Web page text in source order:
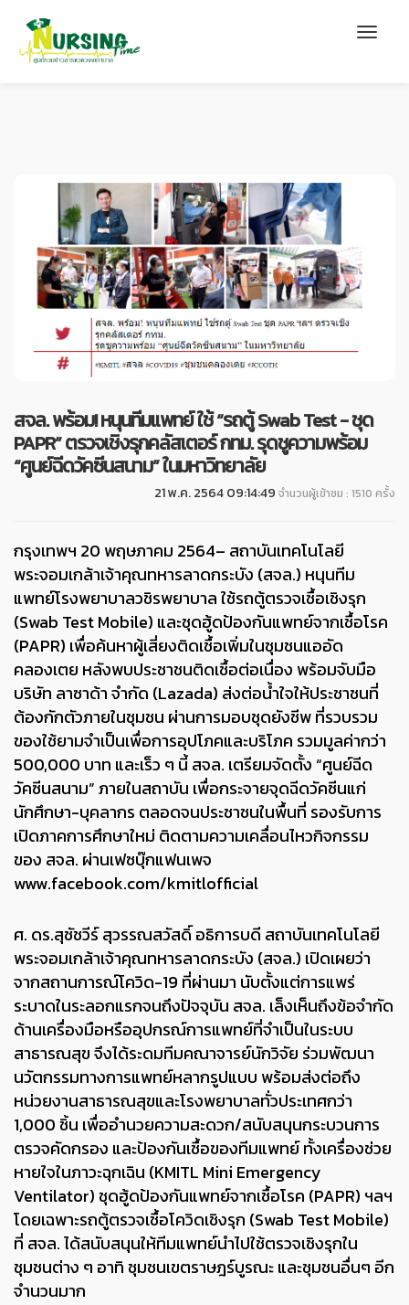
สจล. พร้อม! หนุนทีมแพทย์ ใช้ “รถตู้ Swab Test - ชุด
PAPR” ตรวจเชิงรุกคลัสเตอร์ กทม. รุดชูความพร้อม
“ศูนย์ฉีดวัคซีนสนาม” ในมหาวิทยาลัย
21 พ.ค. 2564 09:14:49 จำนวนผู้เข้าชม : 1510 ครั้ง
กรุงเทพฯ 20 พฤษภาคม 2564– สถาบันเทคโนโลยี
พระจอมเกล้าเจ้าคุณทหารลาดกระบัง (สจล.) หนุนทีม
แพทย์โรงพยาบาลวชิรพยาบาล ใช้รถตู้ตรวจเชื้อเชิงรุก
(Swab Test Mobile) และชุดฮู้ดป้องกันแพทย์จากเชื้อโรค
(PAPR) เพื่อค้นหาผู้เสี่ยงติดเชื้อเพิ่มในชุมชนแออัด
คลองเตย หลังพบประชาชนติดเชื้อต่อเนื่อง พร้อมจับมือ
บริษัท ลาซาด้า จำกัด (Lazada) ส่งต่อน้ำใจให้ประชาชนที่
ต้องกักตัวภายในชุมชน ผ่านการมอบชุดยังชีพ ที่รวบรวม
ของใช้ยามจำเป็นเพื่อการอุปโภคและบริโภค รวมมูลค่ากว่า
500,000 บาท และเร็ว ๆ นี้ สจล. เตรียมจัดตั้ง “ศูนย์ฉีด
วัคซีนสนาม” ภายในสถาบัน เพื่อกระจายจุดฉีดวัคซีนแก่
นักศึกษา-บุคลากร ตลอดจนประชาชนในพื้นที่ รองรับการ
เปิดภาคการศึกษาใหม่ ติดตามความเคลื่อนไหวกิจกรรม
ของ สจล. ผ่านเฟซบุ๊กแฟนเพจ
www.facebook.com/kmitlofficial
ศ. ดร.สุชัชวีร์ สุวรรณสวัสดิ์ อธิการบดี สถาบันเทคโนโลยี
พระจอมเกล้าเจ้าคุณทหารลาดกระบัง (สจล.) เปิดเผยว่า
จากสถานการณ์โควิด-19 ที่ผ่านมา นับตั้งแต่การแพร่
ระบาดในระลอกแรกจนถึงปัจจุบัน สจล. เล็งเห็นถึงข้อจำกัด
ด้านเครื่องมือหรืออุปกรณ์การแพทย์ที่จำเป็นในระบบ
สาธารณสุข จึงได้ระดมทีมคณาจารย์นักวิจัย ร่วมพัฒนา
นวัตกรรมทางการแพทย์หลากรูปแบบ พร้อมส่งต่อถึง
หน่วยงานสาธารณสุขและโรงพยาบาลทั่วประเทศกว่า
1,000 ชิ้น เพื่ออำนวยความสะดวก/สนับสนุนกระบวนการ
ตรวจคัดกรอง และป้องกันเชื้อของทีมแพทย์ ทั้งเครื่องช่วย
หายใจในภาวะฉุกเฉิน (KMITL Mini Emergency
Ventilator) ชุดฮู้ดป้องกันแพทย์จากเชื้อโรค (PAPR) ฯลฯ
โดยเฉพาะรถตู้ตรวจเชื้อโควิดเชิงรุก (Swab Test Mobile)
ที่ สจล. ได้สนับสนุนให้ทีมแพทย์นำไปใช้ตรวจเชิงรุกใน
ชุมชนต่าง ๆ อาทิ ชุมชนเขตราษฎร์บูรณะ และชุมชนอื่นๆ อีก
จำนวนมาก